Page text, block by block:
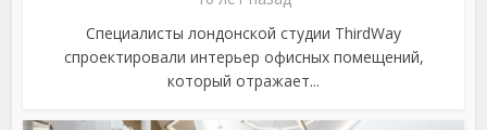
Специалисты лондонской студии ThirdWay
спроектировали интерьер офисных помещений,
который отражает...